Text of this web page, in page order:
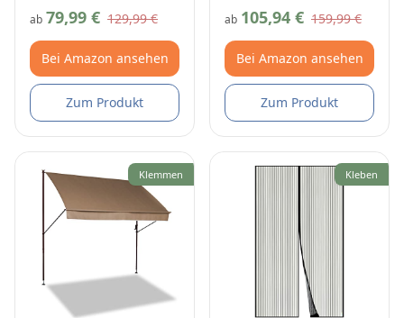
ab 79,99 € 129,99 €
Bei Amazon ansehen
Zum Produkt
ab 105,94 € 159,99 €
Bei Amazon ansehen
Zum Produkt
Klemmen Kleben